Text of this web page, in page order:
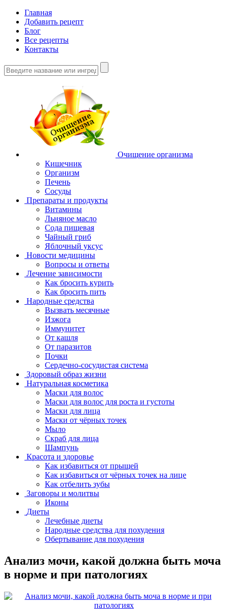
Главная
Добавить рецепт
Блог
Все рецепты
Контакты
Очищение организма
Кишечник
Организм
Печень
Сосуды
Препараты и продукты
Витамины
Льняное масло
Сода пищевая
Чайный гриб
Яблочный уксус
Новости медицины
Вопросы и ответы
Лечение зависимости
Как бросить курить
Как бросить пить
Народные средства
Вызвать месячные
Изжога
Иммунитет
От кашля
От паразитов
Почки
Сердечно-сосудистая система
Здоровый образ жизни
Натуральная косметика
Маски для волос
Маски для волос для роста и густоты
Маски для лица
Маски от чёрных точек
Мыло
Скраб для лица
Шампунь
Красота и здоровье
Как избавиться от прыщей
Как избавиться от чёрных точек на лице
Как отбелить зубы
Заговоры и молитвы
Иконы
Диеты
Лечебные диеты
Народные средства для похудения
Обертывание для похудения
Анализ мочи, какой должна быть моча
в норме и при патологиях